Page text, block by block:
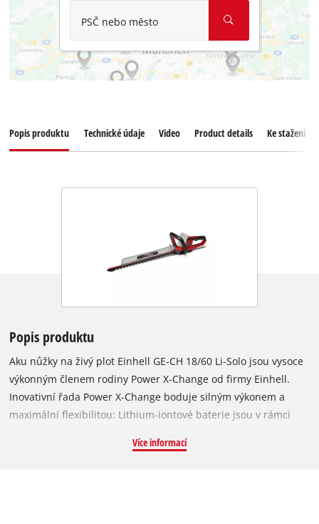
PSČ nebo město
Popis produktu Technické údaje Video Product details Ke stažení
Popis produktu
Aku nůžky na živý plot Einhell GE-CH 18/60 Li-Solo jsou vysoce
výkonným členem rodiny Power X-Change od firmy Einhell.
Inovativní řada Power X-Change boduje silným výkonem a
maximální flexibilitou: Lithium-iontové baterie jsou v rámci
omezení. Každá systémová baterie může být použita s
Více informací